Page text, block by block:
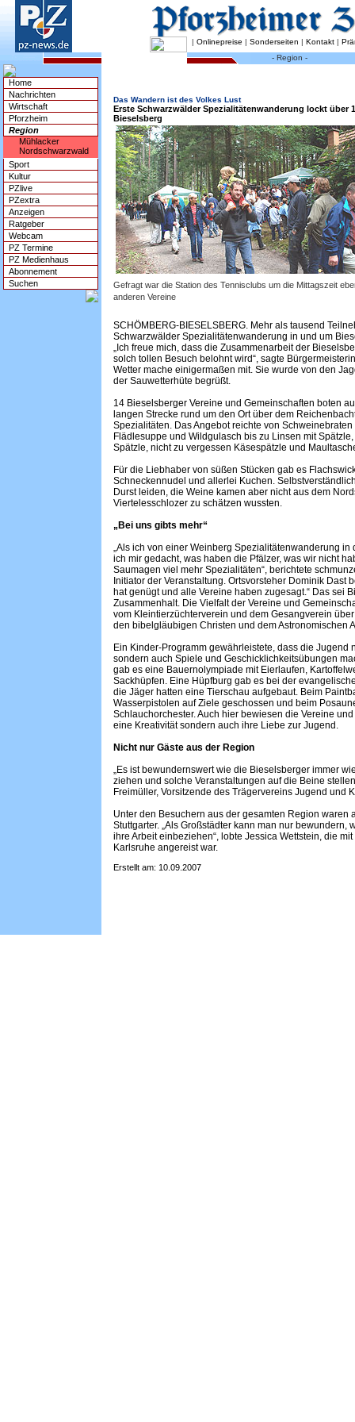
| Onlinepreise | Sonderseiten | Kontakt|
- Region -
Home
Nachrichten
Wirtschaft
Pforzheim
Region
Mühlacker
Nordschwarzwald
Sport
Kultur
PZlive
PZextra
Anzeigen
Ratgeber
Webcam
PZ Termine
PZ Medienhaus
Abonnement
Suchen
Das Wandern ist des Volkes Lust
Erste Schwarzwälder Spezialitätenwanderung lockt über
Bieselsberg
Gefragt war die Station des Tennisclubs um die Mittagszeit
anderen Vereine
SCHÖMBERG-BIESELSBERG. Mehr als tausend
Schwarzwälder Spezialitätenwanderung in und um
„Ich freue mich, dass die Zusammenarbeit der
solch tollen Besuch belohnt wird“, sagte
Wetter mache einigermaßen mit. Sie wurde von den
der Sauwetterhüte begrüßt.
14 Bieselsberger Vereine und Gemeinschaften boten
langen Strecke rund um den Ort über dem
Spezialitäten. Das Angebot reichte von
Flädlesuppe und Wildgulasch bis zu Linsen mit
Spätzle, nicht zu vergessen Käsespätzle und
Für die Liebhaber von süßen Stücken gab es
Schneckennudel und allerlei Kuchen.
Durst leiden, die Weine kamen aber nicht aus dem
Viertelesschlozer zu schätzen wussten.
„Bei uns gibts mehr“
„Als ich von einer Weinberg Spezialitätenwanderung in
ich mir gedacht, was haben die Pfälzer, was wir nicht
Saumagen viel mehr Spezialitäten“, berichtete
Initiator der Veranstaltung. Ortsvorsteher Dominik Dast
hat genügt und alle Vereine haben zugesagt.“ Das sei
Zusammenhalt. Die Vielfalt der Vereine und
vom Kleintierzüchterverein und dem Gesangverein
den bibelgläubigen Christen und dem Astronomischen
Ein Kinder-Programm gewährleistete, dass die Jugend
sondern auch Spiele und Geschicklichkeitsübungen
gab es eine Bauernolympiade mit Eierlaufen,
Sackhüpfen. Eine Hüpfburg gab es bei der
die Jäger hatten eine Tierschau aufgebaut. Beim
Wasserpistolen auf Ziele geschossen und beim
Schlauchorchester. Auch hier bewiesen die Vereine
eine Kreativität sondern auch ihre Liebe zur Jugend.
Nicht nur Gäste aus der Region
„Es ist bewundernswert wie die Bieselsberger immer
ziehen und solche Veranstaltungen auf die Beine
Freimüller, Vorsitzende des Trägervereins Jugend und
Unter den Besuchern aus der gesamten Region waren
Stuttgarter. „Als Großstädter kann man nur bewundern,
ihre Arbeit einbeziehen“, lobte Jessica Wettstein, die
Karlsruhe angereist war.
Erstellt am: 10.09.2007